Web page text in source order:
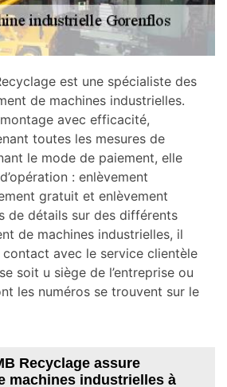
est une spécialiste des
de machines industrielles.
avec efficacité,
toutes les mesures de
le mode de paiement, elle
: enlèvement
gratuit et enlèvement
de détails sur des différents
de machines industrielles, il
avec le service clientèle
soit u siège de l’entreprise ou
les numéros se trouvent sur le
Recyclage assure
machines industrielles à